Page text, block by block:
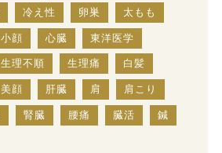
冷え性 卵巣 太もも
小顔 心臓 東洋医学
生理不順 生理痛 白髪
美顔 肝臓 肩 肩こり
腎臓 腰痛 臓活 鍼